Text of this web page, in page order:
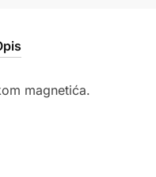
magnetića.